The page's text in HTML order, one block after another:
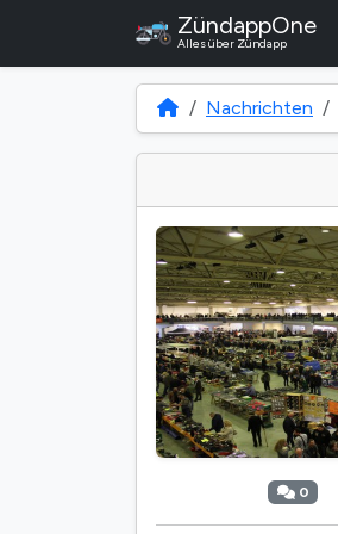
ZündappOne
Alles über Zündapp
Nachrichten
0